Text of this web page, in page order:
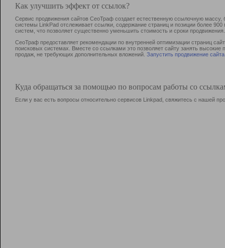
Как улучшить эффект от ссылок?
Сервис продвижения сайтов СеоТраф создает естественную ссылочную
системы LinkPad отслеживает ссылки, содержание страниц и позиции более
систем, что позволяет существенно уменьшить стоимость и сроки продвижения.
СеоТраф предоставляет рекомендации по внутренней оптимизации страниц
поисковых системах. Вместе со ссылками это позволяет сайту занять
продаж, не требующих дополнительных вложений. Запустить продвижение сайта
Куда обращаться за помощью по вопросам работы со
Если у вас есть вопросы относительно сервисов Linkpad, свяжитесь с нашей